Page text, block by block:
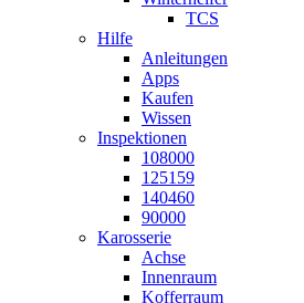
TCS
Hilfe
Anleitungen
Apps
Kaufen
Wissen
Inspektionen
108000
125159
140460
90000
Karosserie
Achse
Innenraum
Kofferraum